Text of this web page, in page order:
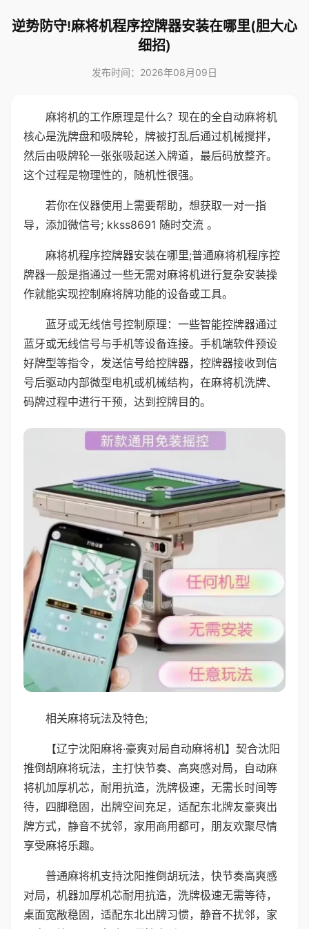
逆势防守!麻将机程序控牌器安装在哪里(胆大心
细招)
发布时间：2026年08月09日
麻将机的工作原理是什么？现在的全自动麻将机
核心是洗牌盘和吸牌轮，牌被打乱后通过机械搅拌，
然后由吸牌轮一张张吸起送入牌道，最后码放整齐。
这个过程是物理性的，随机性很强。
若你在仪器使用上需要帮助，想获取一对一指
导，添加微信号; kkss8691 随时交流 。
麻将机程序控牌器安装在哪里;普通麻将机程序控
牌器一般是指通过一些无需对麻将机进行复杂安装操
作就能实现控制麻将牌功能的设备或工具。
蓝牙或无线信号控制原理：一些智能控牌器通过
蓝牙或无线信号与手机等设备连接。手机端软件预设
好牌型等指令，发送信号给控牌器，控牌器接收到信
号后驱动内部微型电机或机械结构，在麻将机洗牌、
码牌过程中进行干预，达到控牌目的。
相关麻将玩法及特色;
【辽宁沈阳麻将·豪爽对局自动麻将机】契合沈阳
推倒胡麻将玩法，主打快节奏、高爽感对局，自动麻
将机加厚机芯，耐用抗造，洗牌极速，无需长时间等
待，四脚稳固，出牌空间充足，适配东北牌友豪爽出
牌方式，静音不扰邻，家用商用都可，朋友欢聚尽情
享受麻将乐趣。
普通麻将机支持沈阳推倒胡玩法，快节奏高爽感
对局，机器加厚机芯耐用抗造，洗牌极速无需等待，
桌面宽敞稳固，适配东北出牌习惯，静音不扰邻，家